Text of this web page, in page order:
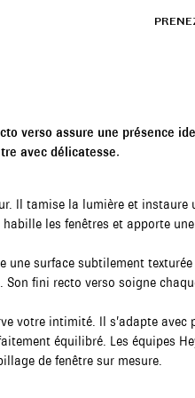
verso assure une présence
avec délicatesse.
Il tamise la lumière et instaure
les fenêtres et apporte
une surface subtilement
fini recto verso soigne
votre intimité. Il s’adapte avec
équilibré. Les équipes
de fenêtre sur mesure.